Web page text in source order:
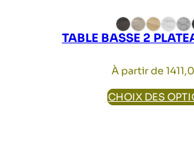
TABLE BASSE 2
À partir de
CHOIX DES